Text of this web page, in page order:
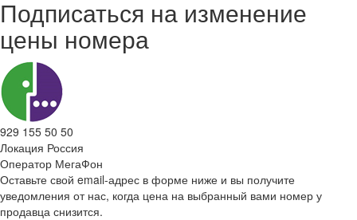
Подписаться на изменение
цены номера
929 155 50 50
Локация Россия
Оператор МегаФон
Оставьте свой email-адрес в форме ниже и вы получите
уведомления от нас, когда цена на выбранный вами номер у
продавца снизится.